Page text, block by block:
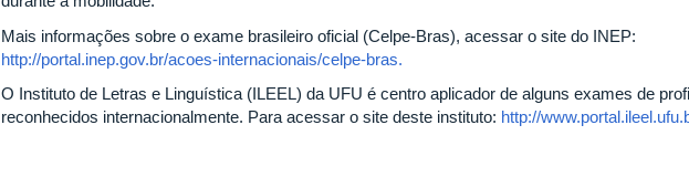
Mais informações sobre o exame brasileiro oficial (Celpe-Bras), acessar o site do INEP:
http://portal.inep.gov.br/acoes-internacionais/celpe-bras.
O Instituto de Letras e Linguística (ILEEL) da UFU é centro aplicador de alguns exames de
reconhecidos internacionalmente. Para acessar o site deste instituto: http://